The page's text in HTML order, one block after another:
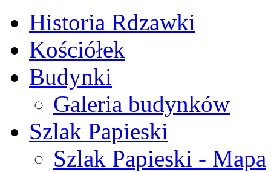
Historia Rdzawki
Kościółek
Budynki
Galeria budynków
Szlak Papieski
Szlak Papieski - Mapa